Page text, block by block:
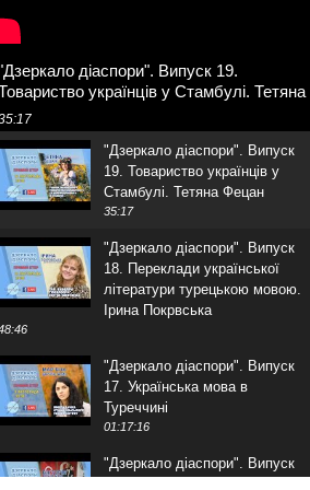
діаспори". Випуск 19.
українців у Стамбулі. Тетяна
Фецан
"Дзеркало діаспори". Випуск
19. Товариство українців у
Стамбулі. Тетяна Фецан
35:17
"Дзеркало діаспори". Випуск
18. Переклади української
літератури турецькою мовою.
Ірина Покрвська
"Дзеркало діаспори". Випуск
17. Українська мова в
Туреччині
01:17:16
"Дзеркало діаспори". Випуск